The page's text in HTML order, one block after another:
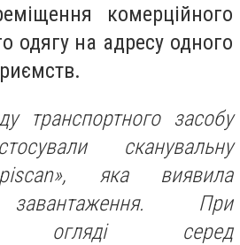
комерційного
одягу на адресу одного
транспортного засобу
сканувальну
яка виявила
При
огляді серед